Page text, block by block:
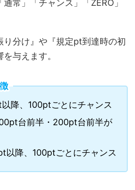
常」「チャンス」「ZERO」
り分け』や『規定pt到達時の初
与えます。
降、100ptごとにチャンス
台前半・200pt台前半が
以降、100ptごとにチャンス